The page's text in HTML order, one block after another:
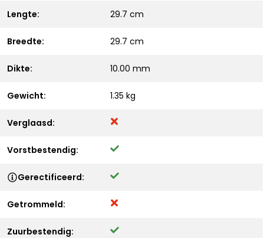
Lengte: 29.7 cm
Breedte: 29.7 cm
Dikte: 10.00 mm
Gewicht: 1.35 kg
Verglaasd:
Vorstbestendig:
Gerectificeerd:
Getrommeld:
Zuurbestendig: